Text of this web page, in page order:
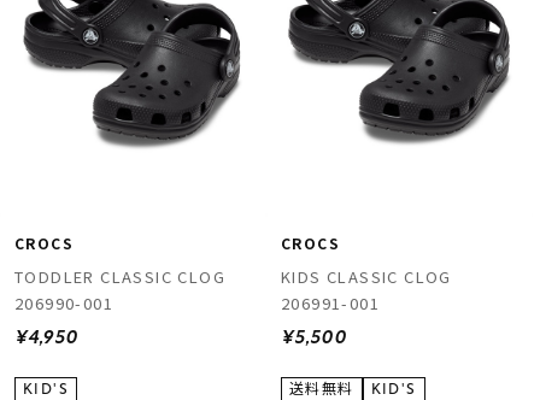
CROCS
TODDLER CLASSIC CLOG
206990-001
¥4,950
CROCS
KIDS CLASSIC CLOG
206991-001
¥5,500